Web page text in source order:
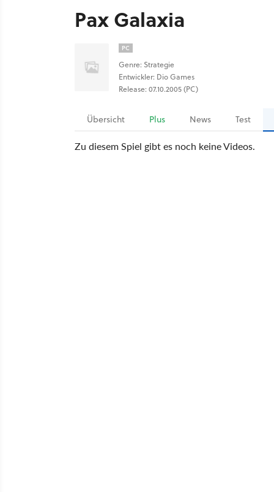
Pax Galaxia
PC
Genre: Strategie
Entwickler: Dio Games
Release: 07.10.2005 (PC)
Übersicht Plus News Test
Zu diesem Spiel gibt es noch keine Videos.